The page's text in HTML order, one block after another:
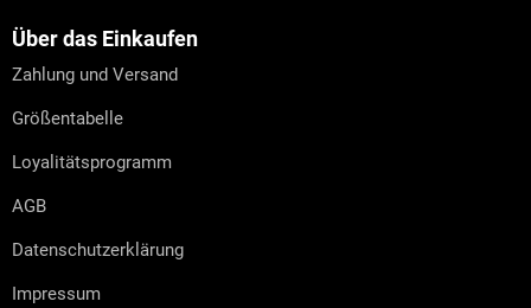
Über das Einkaufen
Zahlung und Versand
Größentabelle
Loyalitätsprogramm
AGB
Datenschutzerklärung
Impressum